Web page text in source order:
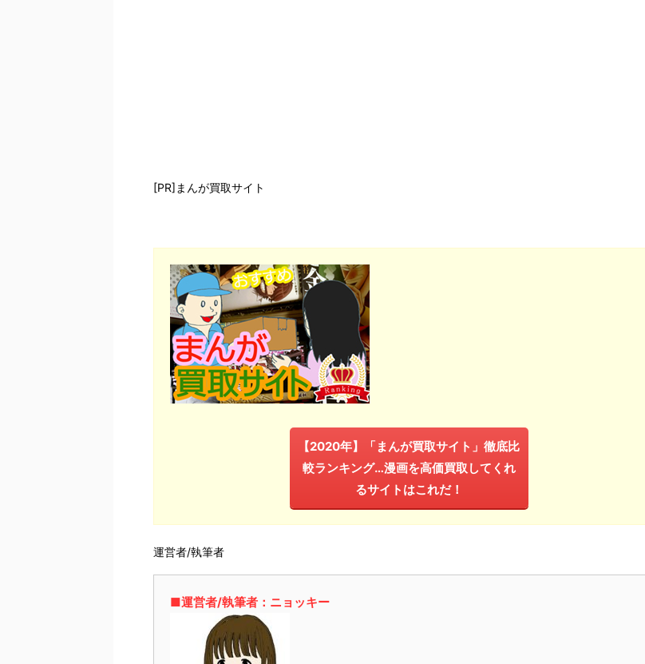
[PR]まんが買取サイト
【2020年】「まんが買取サイト」徹底比
較ランキング…漫画を高価買取してくれ
るサイトはこれだ！
運営者/執筆者
■運営者/執筆者：ニョッキー